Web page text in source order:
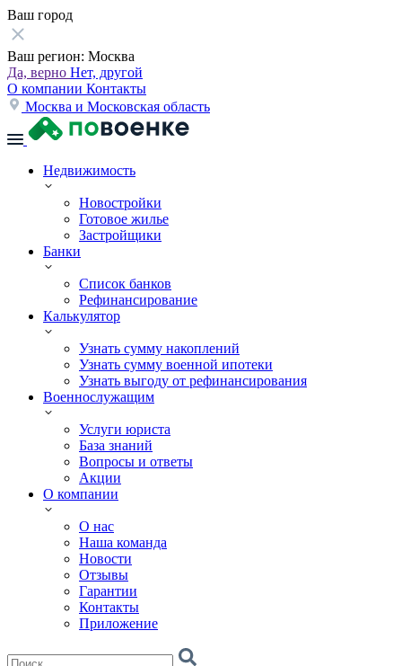
Ваш город
Ваш регион: Москва
Да, верно Нет, другой
О компании Контакты
Москва и Московская область
Недвижимость
Новостройки
Готовое жилье
Застройщики
Банки
Список банков
Рефинансирование
Калькулятор
Узнать сумму накоплений
Узнать сумму военной ипотеки
Узнать выгоду от рефинансирования
Военнослужащим
Услуги юриста
База знаний
Вопросы и ответы
Акции
О компании
О нас
Наша команда
Новости
Отзывы
Гарантии
Контакты
Приложение